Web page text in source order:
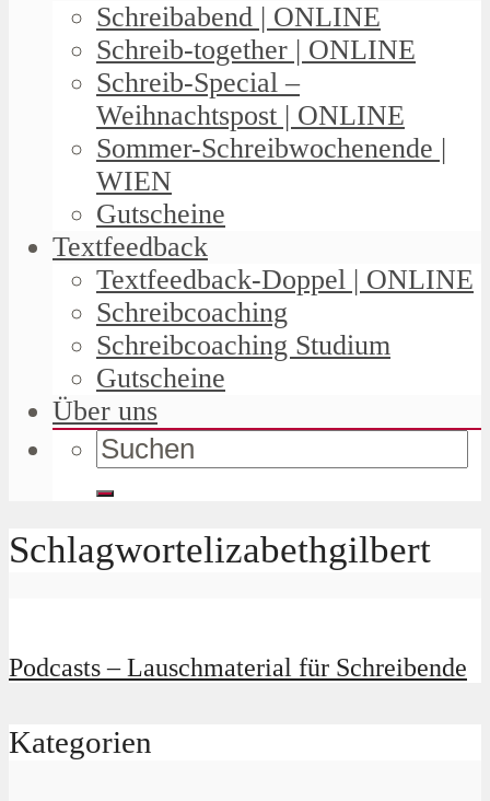
Schreibabend | ONLINE
Schreib-together | ONLINE
Schreib-Special –
Weihnachtspost | ONLINE
Sommer-Schreibwochenende |
WIEN
Gutscheine
Textfeedback
Textfeedback-Doppel | ONLINE
Schreibcoaching
Schreibcoaching Studium
Gutscheine
Über uns
Schlagwortelizabethgilbert
Podcasts – Lauschmaterial für Schreibende
Kategorien